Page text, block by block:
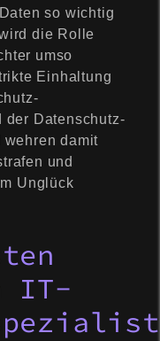
so wichtig
die Rolle
umso
Einhaltung
der Datenschutz-
wehren damit
und
Unglück
IT-